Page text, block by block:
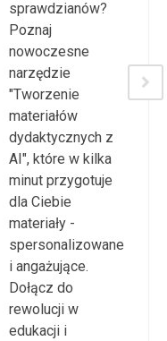
sprawdzianów?
Poznaj
nowoczesne
narzędzie
"Tworzenie
materiałów
dydaktycznych z
AI", które w kilka
minut przygotuje
dla Ciebie
materiały -
spersonalizowane
i angażujące.
Dołącz do
rewolucji w
edukacji i